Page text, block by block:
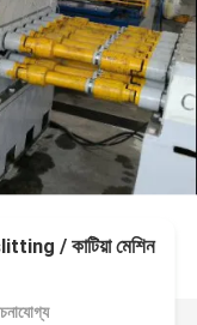
/ কাটিয়া মেশিন